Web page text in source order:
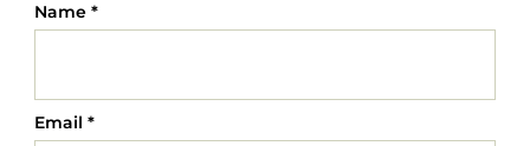
Name *
Email *